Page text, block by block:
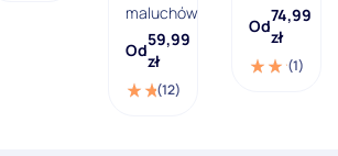
maluchów
Od
59,99
zł
(12)
Od
74,99
zł
(1)